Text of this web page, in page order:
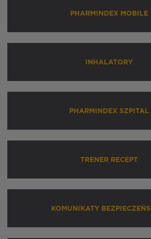
PHARMINDEX MOBILE
INHALATORY
PHARMINDEX SZPITAL
TRENER RECEPT
KOMUNIKATY